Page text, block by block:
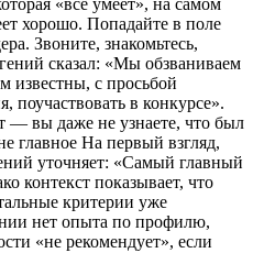
хорошо. Попадайте в поле
Звоните, знакомьтесь,
сказал: «Мы обзваниваем
известны, с просьбой
поучаствовать в конкурсе».
— вы даже не узнаете, что был
главное На первый взгляд,
уточняет: «Самый главный
контекст показывает, что
критерии уже
нет опыта по профилю,
«не рекомендует», если